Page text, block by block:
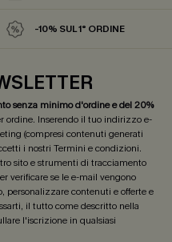
-10% SUL 1° ORDINE
senza minimo d'ordine e del 20%
ordine. Inserendo il tuo indirizzo e-
(compresi contenuti generati
i nostri Termini e condizioni.
sito e strumenti di tracciamento
verificare se le e-mail vengono
personalizzare contenuti e offerte e
il tutto come descritto nella
l'iscrizione in qualsiasi